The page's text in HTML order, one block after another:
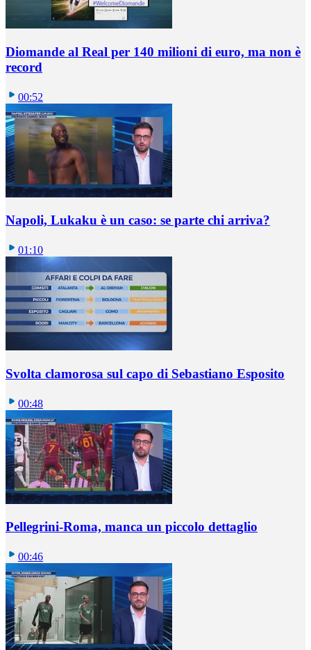
Diomande al Real per 140 milioni di euro, ma non è
record
00:52
Napoli, Lukaku è un caso: se parte chi arriva?
01:10
Svolta clamorosa sul capo di Sebastiano Esposito
00:48
Pellegrini-Roma, manca un piccolo dettaglio
00:46